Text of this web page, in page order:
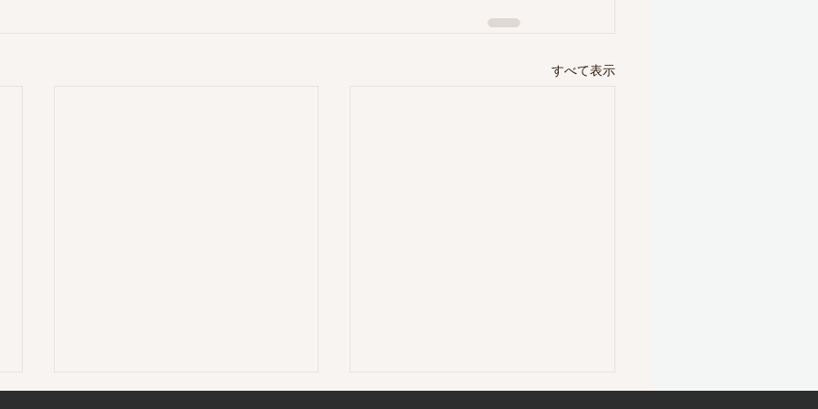
すべて表示